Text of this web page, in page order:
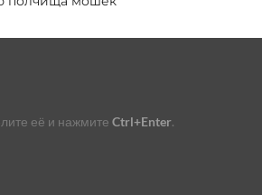
её и нажмите Ctrl+Enter.